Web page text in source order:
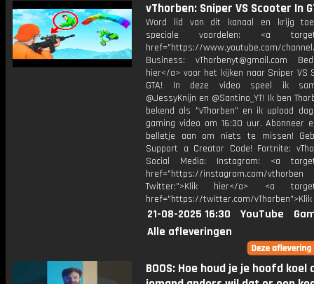
vThorben: Sniper VS Scooter In
Word lid van dit kanaal en krijg
speciale voordelen: <a
href="https://www.youtube.com/channel/
Business: vThorbenyt@gmail.com
hier</a> voor het kijken naar Sniper VS
GTA! In deze video speel ik
@JessyKnijn en @Santino_YT! Ik ben
bekend als "vThorben" en ik upload
gaming video om 16:30 uur. Abonneer
belletje aan om niets te missen!
Support a Creator Code! Fortnite:
Social Media: Instagram: <a
href="https://instagram.com/vthorben
Twitter:">Klik hier</a> <a
href="https://twitter.com/
21-08-2025 16:30 YouTube
Alle afleveringen
BOOS: Hoe houd je je hoofd koel